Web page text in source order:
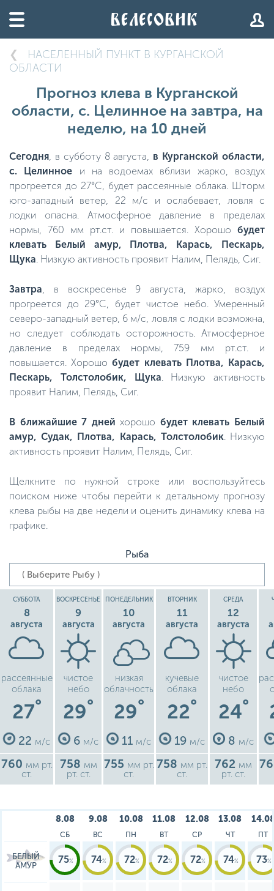
НАСЕЛЕННЫЙ ПУНКТ В КУРГАНСКОЙ
ОБЛАСТИ
Прогноз клева в Курганской
области, с. Целинное на завтра, на
неделю, на 10 дней
Сегодня, в субботу 8 августа, в Курганской области,
с. Целинное и на водоемах вблизи жарко, воздух
прогреется до 27°C, будет рассеянные облака. Шторм
юго-западный ветер, 22 м/с и ослабевает, ловля с
лодки опасна. Атмосферное давление в пределах
нормы, 760 мм рт.ст. и повышается. Хорошо будет
клевать Белый амур, Плотва, Карась, Пескарь,
Щука. Низкую активность проявит Налим, Пелядь, Сиг.
Завтра, в воскресенье 9 августа, жарко, воздух
прогреется до 29°C, будет чистое небо. Умеренный
северо-западный ветер, 6 м/с, ловля с лодки возможна,
но следует соблюдать осторожность. Атмосферное
давление в пределах нормы, 759 мм рт.ст. и
повышается. Хорошобудет клевать Плотва, Карась,
Пескарь, Толстолобик, Щука. Низкую активность
проявит Налим, Пелядь, Сиг.
В ближайшие 7 дней хорошо будет клевать Белый
амур, Судак, Плотва, Карась, Толстолобик. Низкую
активность проявит Налим, Пелядь, Сиг.
Щелкните по нужной строке или воспользуйтесь
поиском ниже чтобы перейти к детальному прогнозу
клева рыбы на две недели и оценить динамику клева на
графике.
Рыба
СУББОТА
8
августа
рассеянные
облака
27°
22 м/с
760 мм рт.
ст.
ВОСКРЕСЕНЬЕ
9
августа
чистое
небо
29°
6 м/с
758 мм
рт. ст.
ПОНЕДЕЛЬНИК
10
августа
низкая
облачность
29°
11 м/с
755 мм рт.
ст.
ВТОРНИК
11
августа
кучевые
облака
22°
19 м/с
758 мм рт.
ст.
СРЕДА
12
августа
чистое
небо
24°
8 м/с
762 мм
рт. ст.
8.08
СБ
9.08
ВС
10.08
ПН
11.08
ВТ
12.08
СР
13.08
ЧТ ПТ
БЕЛЫЙ
АМУР
75 74 72 72 72 74 73